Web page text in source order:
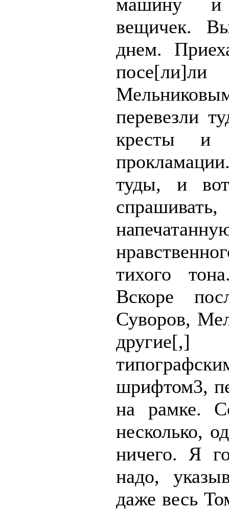
вещичек.
днем.
перевезли
кресты и
туды, и
тихого
Вскоре
Суворов,
другие[,]
шрифтом3,
на рамке.
несколько,
ничего. Я
надо,
даже весь